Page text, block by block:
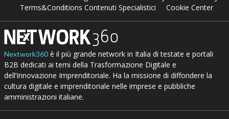
Terms&Conditions Contenuti Specialistici
Cookie Center
Nextwork360è il più grande network in Italia di testate e portali
B2B dedicati ai temi della Trasformazione Digitale e
dell’Innovazione Imprenditoriale. Ha la missione di diffondere la
cultura digitale e imprenditoriale nelle imprese e pubbliche
amministrazioni italiane.